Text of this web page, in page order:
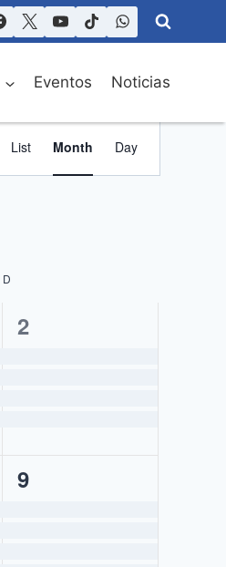
Eventos Noticias
List Month Day
D
4
2
4
9